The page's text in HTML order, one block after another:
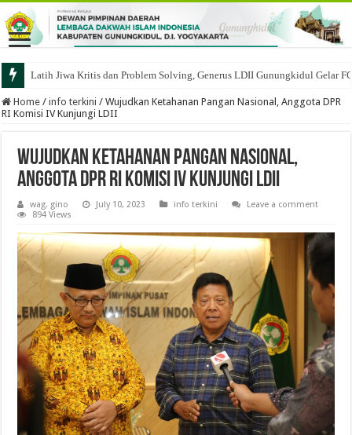
Latih Jiwa Kritis dan Problem Solving, Generus LDII Gunungkidul Gelar
Home / info terkini / Wujudkan Ketahanan Pangan Nasional, Anggota DPR
RI Komisi IV Kunjungi LDII
Wujudkan Ketahanan Pangan Nasional,
Anggota DPR RI Komisi IV Kunjungi LDII
wag. gino July 10, 2023 info terkini
Leave a comment
894 Views